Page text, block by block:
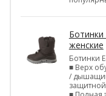
Ботинки
женские
Ботинки
■ Верх
/